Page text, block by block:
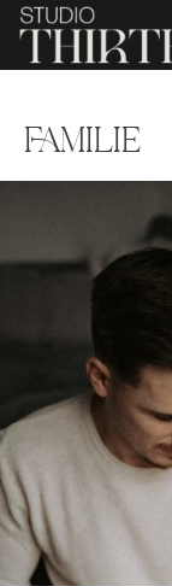
FAMILIE